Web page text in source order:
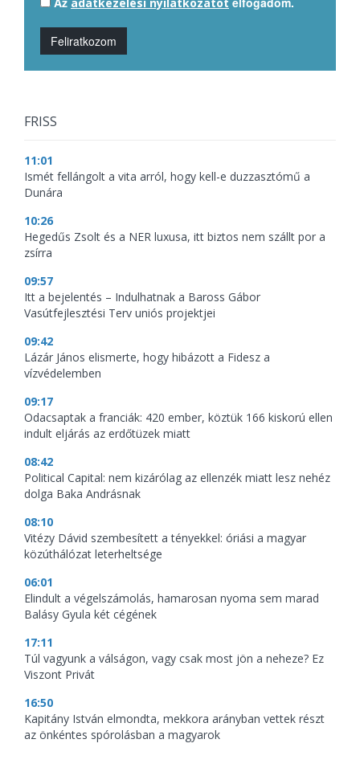
Feliratkozom
FRISS
11:01
Ismét fellángolt a vita arról, hogy kell-e duzzasztómű a
Dunára
10:26
Hegedűs Zsolt és a NER luxusa, itt biztos nem szállt por a
zsírra
09:57
Itt a bejelentés – Indulhatnak a Baross Gábor
Vasútfejlesztési Terv uniós projektjei
09:42
Lázár János elismerte, hogy hibázott a Fidesz a
vízvédelemben
09:17
Odacsaptak a franciák: 420 ember, köztük 166 kiskorú ellen
indult eljárás az erdőtüzek miatt
08:42
Political Capital: nem kizárólag az ellenzék miatt lesz nehéz
dolga Baka Andrásnak
08:10
Vitézy Dávid szembesített a tényekkel: óriási a magyar
közúthálózat leterheltsége
06:01
Elindult a végelszámolás, hamarosan nyoma sem marad
Balásy Gyula két cégének
17:11
Túl vagyunk a válságon, vagy csak most jön a neheze? Ez
Viszont Privát
16:50
Kapitány István elmondta, mekkora arányban vettek részt
az önkéntes spórolásban a magyarok